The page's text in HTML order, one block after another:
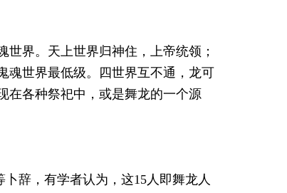
界。天上世界归神住，上帝统领；
魂世界最低级。四世界互不通，龙可
在各种祭祀中，或是舞龙的一个源
辞，有学者认为，这15人即舞龙人